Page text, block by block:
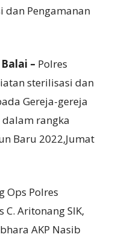
dan Pengamanan
– Polres
sterilisasi dan
Gereja-gereja
rangka
Baru 2022,Jumat
Ops Polres
Aritonang SIK,
AKP Nasib